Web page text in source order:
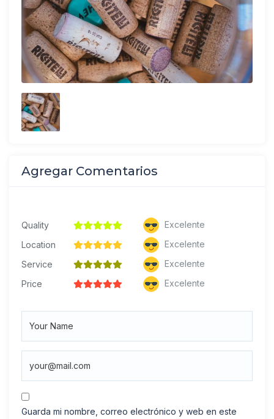
Agregar Comentarios
Quality
Excelente
Location
Excelente
Service
Excelente
Price
Excelente
Guarda mi nombre, correo electrónico y web en este